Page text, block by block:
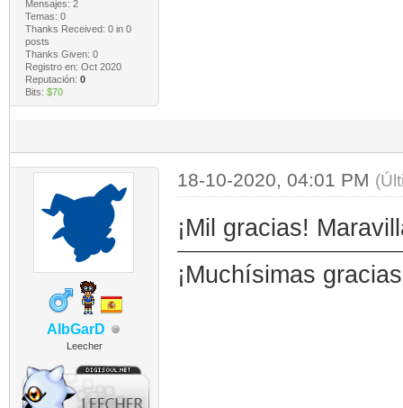
Mensajes: 2
Temas: 0
Thanks Received: 0in 0
posts
Thanks Given: 0
Registro en: Oct 2020
Reputación: 0
Bits: $70
AlbGarD
Leecher
18-10-2020, 04:01 PM
¡Mil gracias!
¡Muchísimas